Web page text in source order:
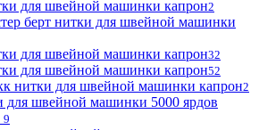
для швейной машинки капрон2
берт нитки для швейной машинки
для швейной машинки капрон32
для швейной машинки капрон52
нитки для швейной машинки капрон2
для швейной машинки 5000 ярдов
9